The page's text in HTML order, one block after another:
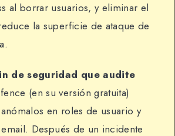
al borrar usuarios, y eliminar el
la superficie de ataque de
de seguridad que audite
(en su versión gratuita)
en roles de usuario y
Después de un incidente